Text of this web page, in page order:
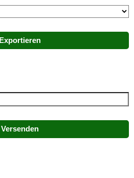
Exportieren
Versenden